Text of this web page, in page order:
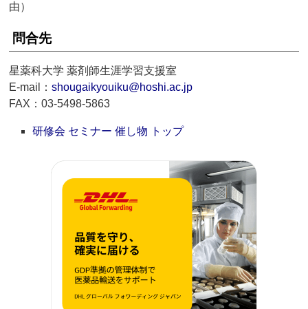
由）
問合先
星薬科大学 薬剤師生涯学習支援室
E-mail：shougaikyouiku@hoshi.ac.jp
FAX：03-5498-5863
研修会 セミナー 催し物 トップ